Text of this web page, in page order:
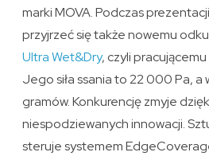
marki MOVA. Podczas
przyjrzeć się także nowemu
Ultra Wet&Dry, czyli
Jego siła ssania to 22 000 Pa, a
gramów. Konkurencję zmyje
niespodziewanych innowacji.
steruje systemem